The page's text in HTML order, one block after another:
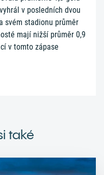
v posledních dvou
svém stadionu průměr
mají nižší průměr 0,9
v tomto zápase
také